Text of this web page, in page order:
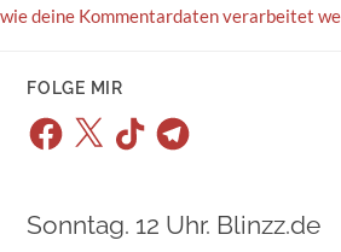
wie deine Kommentardaten verarbeitet
FOLGE MIR
Facebook
X TikTokTelegram
Sonntag. 12 Uhr. Blinzz.de